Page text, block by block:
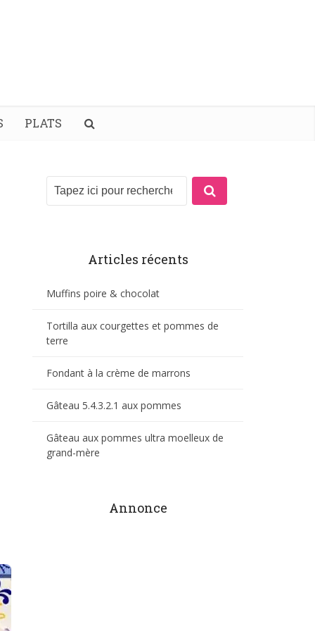
PLATS
Articles récents
Muffins poire & chocolat
Tortilla aux courgettes et pommes de
terre
Fondant à la crème de marrons
Gâteau 5.4.3.2.1 aux pommes
Gâteau aux pommes ultra moelleux de
grand-mère
Annonce